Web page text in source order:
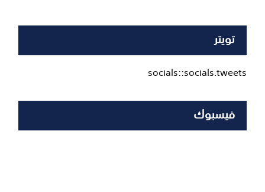
تويتر
socials::socials.tweets
فيسبوك